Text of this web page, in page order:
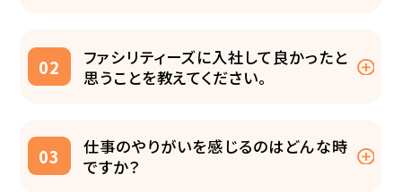
02
ファシリティーズに入社して良かったと
思うことを教えてください。
03
仕事のやりがいを感じるのはどんな時
ですか？